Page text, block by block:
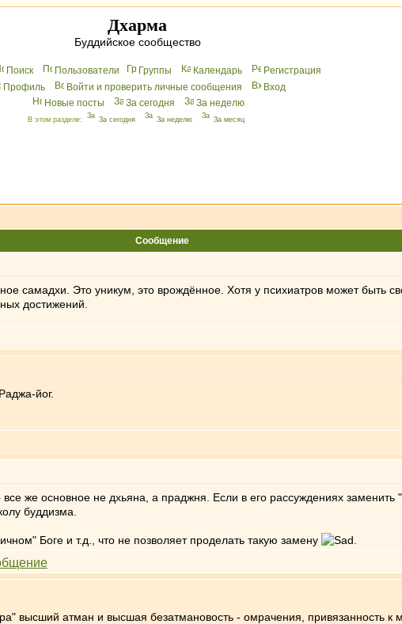
Дхарма
Буддийское сообщество
Поиск Пользователи Группы Календарь
Peгиcтрaция
Профиль
Войти и проверить личные сообщения
Вхoд
Новые посты
За сегодня За неделю
В этом разделе: За сегодня За неделю За месяц
Сообщение
самадхи. Это уникум, это врождённое. Хотя у психиатров может быть
достижений.
йог.
же основное не дхьяна, а праджня. Если в его рассуждениях
буддизма.
Боге и т.д., что не позволяет проделать такую замену
высший атман и высшая безатмановость - омрачения, привязанность